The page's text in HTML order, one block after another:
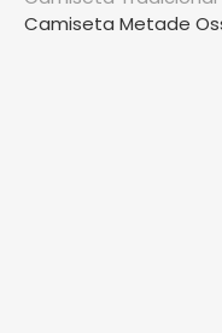
Camiseta Metade